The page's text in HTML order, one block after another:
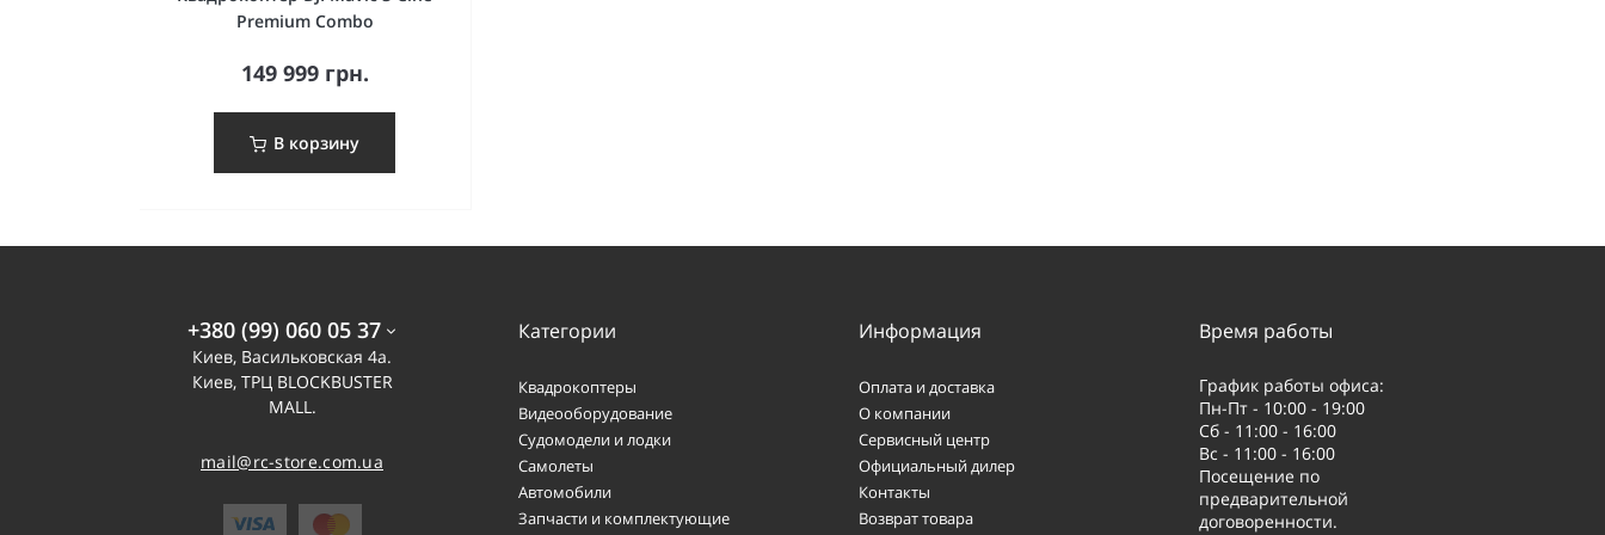
Premium Combo
149 999 грн.
В корзину
+380 (99) 060 05 37
Киев, Васильковская 4а.
Киев, ТРЦ BLOCKBUSTER
MALL.
mail@rc-store.com.ua
Категории
Квадрокоптеры
Видеооборудование
Судомодели и лодки
Самолеты
Автомобили
Запчасти и комплектующие
Информация
Оплата и доставка
О компании
Сервисный центр
Официальный дилер
Контакты
Возврат товара
Время работы
График работы офиса:
Пн-Пт - 10:00 - 19:00
Сб - 11:00 - 16:00
Вс - 11:00 - 16:00
Посещение по
предварительной
договоренности.